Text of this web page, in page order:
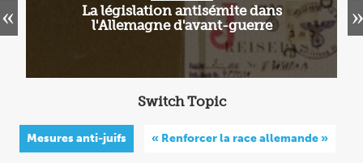
La législation antisémite dans
l'Allemagne d'avant-guerre
Switch Topic
Mesures anti-juifs « Renforcer la race allemande »